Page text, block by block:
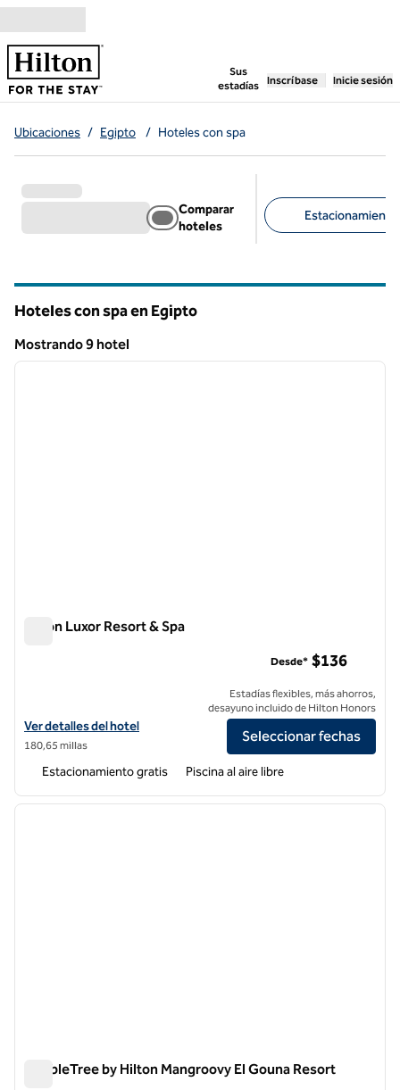
Saltar a contenido
Sus
estadías
, abre una pestaña
Inscríbase Inicie sesión
Ubicaciones / Egipto / Hoteles con spa
Comparar
hoteles
Estacionamiento
Hoteles con spa en Egipto
Mostrando 9 hotel
Mostrando 9 hotel
1 de 13
Hilton Luxor Resort & Spa
Ver detalles del hotel Hilton Luxor Resort & Spa
Ver detalles del hotel
180,65 millas
Desde* $136
Estadías flexibles, más ahorros,
desayuno incluido de Hilton Honors
Seleccionar fechas
Estacionamiento gratis Piscina al aire libre
1 de 12
DoubleTree by Hilton Mangroovy El Gouna Resort